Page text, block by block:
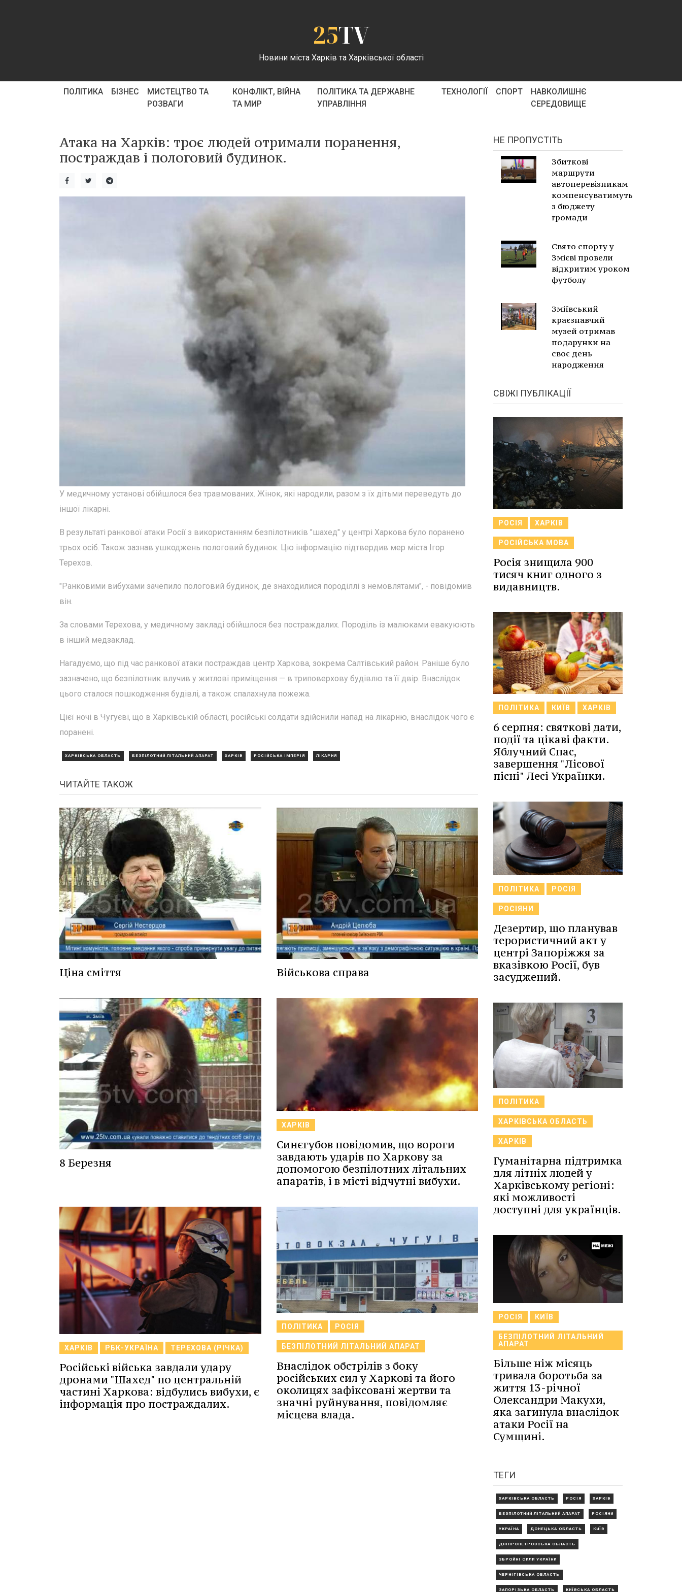
25TV
Новини міста Харків та Харківської області
ПОЛІТИКА БІЗНЕС
МИСТЕЦТВО ТА
РОЗВАГИ
КОНФЛІКТ, ВІЙНА
ТА МИР
ПОЛІТИКА ТА ДЕРЖАВНЕ
УПРАВЛІННЯ
ТЕХНОЛОГІЇ СПОРТ
НАВКОЛИШНЄ
СЕРЕДОВИЩЕ
Атака на Харків: троє людей отримали поранення,
постраждав і пологовий будинок.
У медичному установі обійшлося без травмованих. Жінок, які народили, разом з їх дітьми переведуть до
іншої лікарні.
В результаті ранкової атаки Росії з використанням безпілотників "шахед" у центрі Харкова було поранено
трьох осіб. Також зазнав ушкоджень пологовий будинок. Цю інформацію підтвердив мер міста Ігор
Терехов.
"Ранковими вибухами зачепило пологовий будинок, де знаходилися породіллі з немовлятами", - повідомив
він.
За словами Терехова, у медичному закладі обійшлося без постраждалих. Породіль із малюками евакуюють
в інший медзаклад.
Нагадуємо, що під час ранкової атаки постраждав центр Харкова, зокрема Салтівський район. Раніше було
зазначено, що безпілотник влучив у житлові приміщення — в триповерхову будівлю та її двір. Внаслідок
цього сталося пошкодження будівлі, а також спалахнула пожежа.
Цієї ночі в Чугуєві, що в Харківській області, російські солдати здійснили напад на лікарню, внаслідок чого є
поранені.
ХАРКІВСЬКА ОБЛАСТЬ БЕЗПІЛОТНИЙ ЛІТАЛЬНИЙ АПАРАТ ХАРКІВ РОСІЙСЬКА ІМПЕРІЯ ЛІКАРНЯ
ЧИТАЙТЕ ТАКОЖ
Ціна сміття Військова справа
8 Березня
ХАРКІВ
Синєгубов повідомив, що вороги
завдають ударів по Харкову за
допомогою безпілотних літальних
апаратів, і в місті відчутні вибухи.
ХАРКІВ РБК-УКРАЇНА ТЕРЕХОВА (РІЧКА)
Російські війська завдали удару
дронами "Шахед" по центральній
частині Харкова: відбулись вибухи, є
інформація про постраждалих.
ПОЛІТИКА РОСІЯ
БЕЗПІЛОТНИЙ ЛІТАЛЬНИЙ АПАРАТ
Внаслідок обстрілів з боку
російських сил у Харкові та його
околицях зафіксовані жертви та
значні руйнування, повідомляє
місцева влада.
НЕ ПРОПУСТІТЬ
Збиткові
маршрути
автоперевізникам
компенсуватимуть
з бюджету
громади
Свято спорту у
Змієві провели
відкритим уроком
футболу
Зміївський
краєзнавчий
музей отримав
подарунки на
своє день
народження
СВІЖІ ПУБЛІКАЦІЇ
РОСІЯ ХАРКІВ
РОСІЙСЬКА МОВА
Росія знищила 900
тисяч книг одного з
видавництв.
ПОЛІТИКА КИЇВ ХАРКІВ
6 серпня: святкові дати,
події та цікаві факти.
Яблучний Спас,
завершення "Лісової
пісні" Лесі Українки.
ПОЛІТИКА РОСІЯ
РОСІЯНИ
Дезертир, що планував
терористичний акт у
центрі Запоріжжя за
вказівкою Росії, був
засуджений.
ПОЛІТИКА
ХАРКІВСЬКА ОБЛАСТЬ
ХАРКІВ
Гуманітарна підтримка
для літніх людей у
Харківському регіоні:
які можливості
доступні для українців.
РОСІЯ КИЇВ
БЕЗПІЛОТНИЙ ЛІТАЛЬНИЙ
АПАРАТ
Більше ніж місяць
тривала боротьба за
життя 13-річної
Олександри Макухи,
яка загинула внаслідок
атаки Росії на
Сумщині.
ТЕГИ
ХАРКІВСЬКА ОБЛАСТЬ РОСІЯ ХАРКІВ
БЕЗПІЛОТНИЙ ЛІТАЛЬНИЙ АПАРАТ РОСІЯНИ
УКРАЇНА ДОНЕЦЬКА ОБЛАСТЬ КИЇВ
ДНІПРОПЕТРОВСЬКА ОБЛАСТЬ
ЗБРОЙНІ СИЛИ УКРАЇНИ
ЧЕРНІГІВСЬКА ОБЛАСТЬ
ЗАПОРІЗЬКА ОБЛАСТЬ КИЇВСЬКА ОБЛАСТЬ